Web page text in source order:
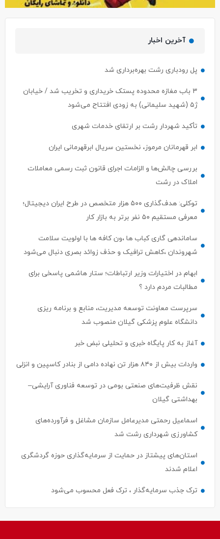
آخرین اخبار
پل رودباری رشت بهره‌برداری شد
۳ باب مغازه محدوده پستک خریداری و تخریب شد / خیابان
ژ۵ (شهید سلیمانی) به زودی افتتاح می‌شود
تأکید شهردار رشت بر ارتقای خدمات شهری
ابر قهرمانان مرموز، نخستین سریال ابرقهرمانی ایران
بررسی چالش‌ها و الزامات اجرای قانون ثبت رسمی معاملات
املاک در رشت
توکلی: هدف‌گذاری ۵۰۰ هزار متخصص در طرح ایران دیجیتال؛
معرفی مستقیم ۵۰ نفر برتر به بازار کار
ساماندهی گاری کباب ها ،ون کافه ها با اولویت سلامت
شهروندان ،کاهش ترافیک و حذف زوائد بصری دنبال می‌شود
ابهام در اختیارات وزیر ارتباطات؛ ستار هاشمی پاسخی برای
مطالبات مردم دارد ؟
سرپرست معاونت توسعه مدیریت، منابع و برنامه ریزی
دانشگاه علوم پزشکی گیلان منصوب شد
آغاز به کار پایگاه خبری و تحلیلی نبض خبر
واردات بیش از ۸۴۰ هزار تن نهاده دامی از بنادر كاسپین و انزلی
نقش ظرفیت‌های صنعتی بومی در توسعه فناوری آرایشی–
بهداشتی گیلان
اسماعیل رحمتی مدیرعامل سازمان مشاغل و فرآورده‌های
کشاورزی شهرداری رشت شد
استان‌های پیشتاز در حمایت از سرمایه‌گذاری حوزه گردشگری
اعلام شدند
ترک جذب سرمایه‌گذار ، ترک فعل محسوب می‌شود